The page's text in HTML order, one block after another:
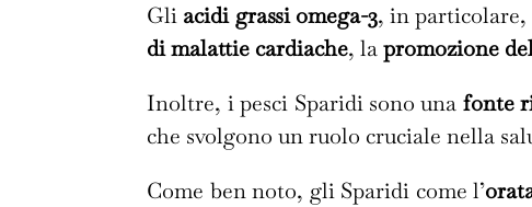
Gli acidi grassi omega-3, in particolare,
di malattie cardiache, lapromozione
Inoltre, i pesci Sparidi sono una fonte
che svolgono un ruolo cruciale nella
Come ben noto, gli Sparidi come l’